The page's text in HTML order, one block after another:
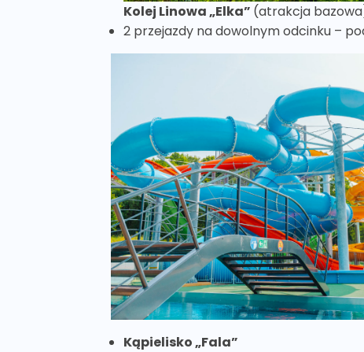
Kolej Linowa „Elka” (atrakcja
2 przejazdy na dowolnym odcinku –
Kąpielisko „Fala”